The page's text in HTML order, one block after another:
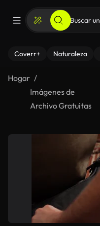
Coverr+ Naturaleza
Hogar
Imágenes de
Archivo Gratuitas